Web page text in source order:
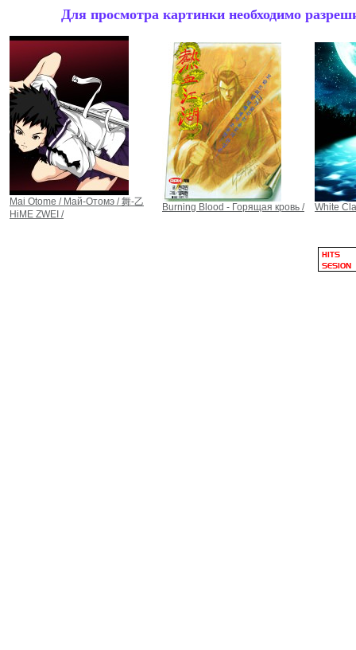
Для просмотра картинки необходимо
Mai Otome / Май-Отомэ / 舞-乙
HiME ZWEI /
Burning Blood - Горящая кровь / White